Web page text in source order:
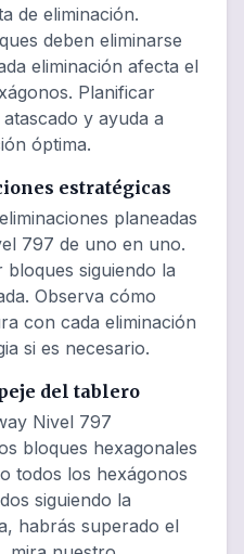
de eliminación.
deben eliminarse
eliminación afecta el
Planificar
y ayuda a
óptima.
estratégicas
planeadas
797 de uno en uno.
bloques siguiendo la
Observa cómo
con cada eliminación
si es necesario.
del tablero
Nivel 797
bloques hexagonales
todos los hexágonos
siguiendo la
habrás superado el